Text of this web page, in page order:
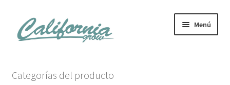
al
contenido
Menú
Categorías del producto